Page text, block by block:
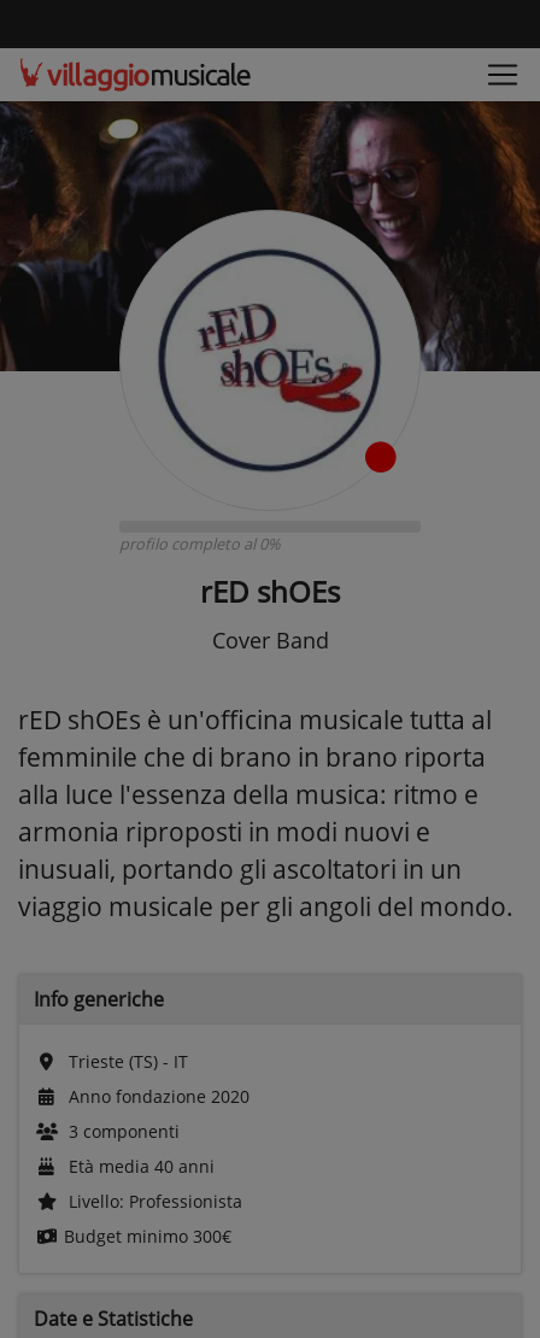
profilo completo al 0%
rED shOEs
Cover Band
rED shOEs è un'officina musicale tutta al
femminile che di brano in brano riporta
alla luce l'essenza della musica: ritmo e
armonia riproposti in modi nuovi e
inusuali, portando gli ascoltatori in un
viaggio musicale per gli angoli del mondo.
Info generiche
Trieste (TS) - IT
Anno fondazione 2020
3 componenti
Età media 40 anni
Livello: Professionista
Budget minimo 300€
Date e Statistiche